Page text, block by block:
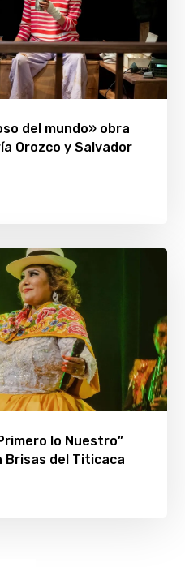
del mundo» obra
Orozco y Salvador
lo Nuestro”
Brisas del Titicaca